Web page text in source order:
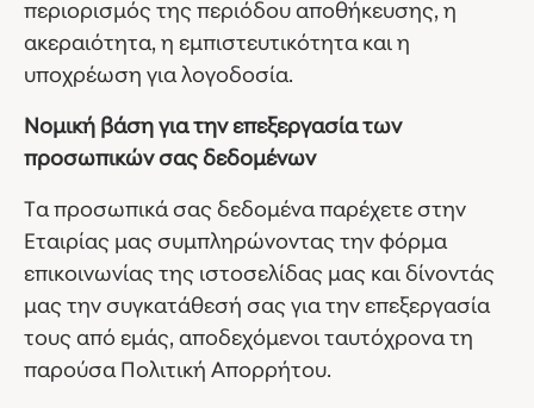
περιορισμός της περιόδου αποθήκευσης, η
ακεραιότητα, η εμπιστευτικότητα και η
υποχρέωση για λογοδοσία.
Νομική βάση για την επεξεργασία των
προσωπικών σας δεδομένων
Τα προσωπικά σας δεδομένα παρέχετε στην
Εταιρίας μας συμπληρώνοντας την φόρμα
επικοινωνίας της ιστοσελίδας μας και δίνοντάς
μας την συγκατάθεσή σας για την επεξεργασία
τους από εμάς, αποδεχόμενοι ταυτόχρονα τη
παρούσα Πολιτική Απορρήτου.